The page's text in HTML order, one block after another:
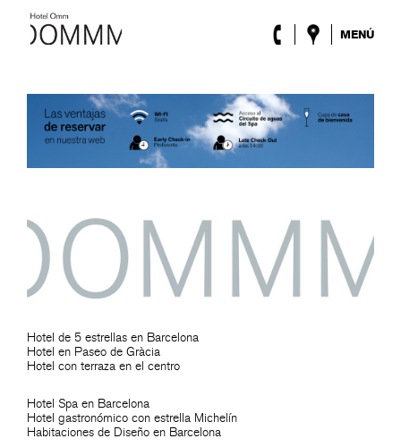
MENÚ
Roca Barcelona
Spa
Lobby & Club
Blog
ENG ESP FRA
Hotel de 5 estrellas en Barcelona
Hotel en Paseo de Gràcia
Hotel con terraza en el centro
Hotel Spa en Barcelona
Hotel gastronómico con estrella Michelín
Habitaciones de Diseño en Barcelona